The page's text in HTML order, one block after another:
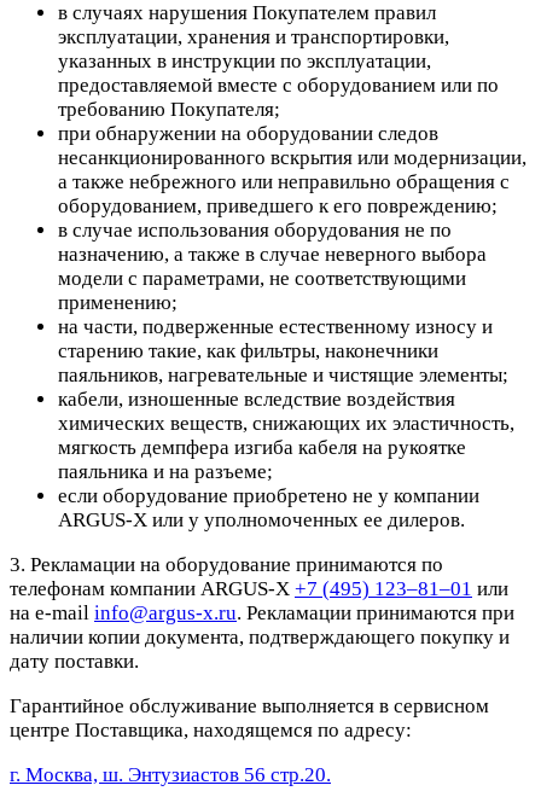
в случаях нарушения Покупателем правил
эксплуатации, хранения и транспортировки,
указанных в инструкции по эксплуатации,
предоставляемой вместе с оборудованием или по
требованию Покупателя;
при обнаружении на оборудовании следов
несанкционированного вскрытия или модернизации,
а также небрежного или неправильно обращения с
оборудованием, приведшего к его повреждению;
в случае использования оборудования не по
назначению, а также в случае неверного выбора
модели с параметрами, не соответствующими
применению;
на части, подверженные естественному износу и
старению такие, как фильтры, наконечники
паяльников, нагревательные и чистящие элементы;
кабели, изношенные вследствие воздействия
химических веществ, снижающих их эластичность,
мягкость демпфера изгиба кабеля на рукоятке
паяльника и на разъеме;
если оборудование приобретено не у компании
ARGUS-X или у уполномоченных ее дилеров.
3. Рекламации на оборудование принимаются по
телефонам компании ARGUS-X +7 (495) 123–81–01 или
на e-mail info@argus-x.ru. Рекламации принимаются при
наличии копии документа, подтверждающего покупку и
дату поставки.
Гарантийное обслуживание выполняется в сервисном
центре Поставщика, находящемся по адресу:
г. Москва, ш. Энтузиастов 56 стр.20.